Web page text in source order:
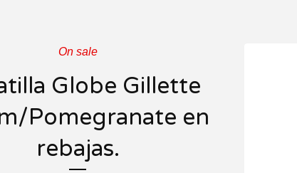
On sale
Globe Gillette
Pomegranate en
rebajas.